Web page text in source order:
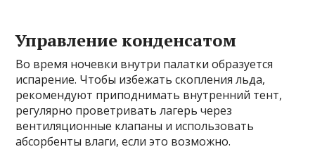
Управление конденсатом
Во время ночевки внутри палатки образуется
испарение. Чтобы избежать скопления льда,
рекомендуют приподнимать внутренний тент,
регулярно проветривать лагерь через
вентиляционные клапаны и использовать
абсорбенты влаги, если это возможно.